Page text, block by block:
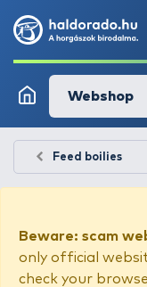
Webshop
Feed boilies
Beware: scam
only official
check your